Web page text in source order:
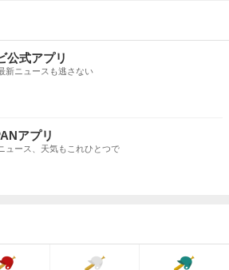
公式アプリ
新ニュースも逃さない
アプリ
ュース、天気もこれひとつで